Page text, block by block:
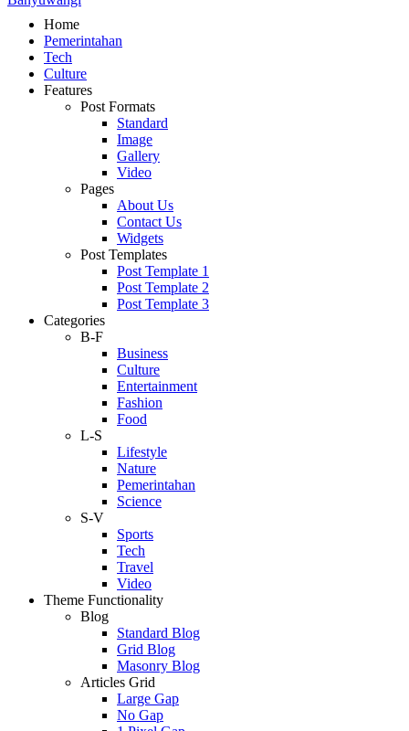
Home
Pemerintahan
Tech
Culture
Features
Post Formats
Standard
Image
Gallery
Video
Pages
About Us
Contact Us
Widgets
Post Templates
Post Template 1
Post Template 2
Post Template 3
Categories
B-F
Business
Culture
Entertainment
Fashion
Food
L-S
Lifestyle
Nature
Pemerintahan
Science
S-V
Sports
Tech
Travel
Video
Theme Functionality
Blog
Standard Blog
Grid Blog
Masonry Blog
Articles Grid
Large Gap
No Gap